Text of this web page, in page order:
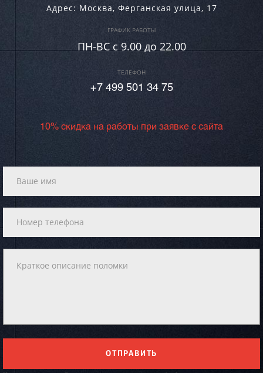
Адрес: Москва, Ферганская улица, 17
ГРАФИК РАБОТЫ
ПН-ВC c 9.00 до 22.00
ТЕЛЕФОН
+7 499 501 34 75
10% скидка на работы при заявке с сайта
ОТПРАВИТЬ